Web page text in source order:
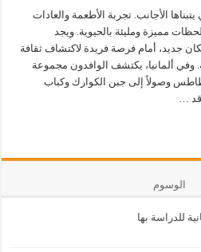
يتبناها الأجانب. تجربة الأطعمة والعادات
مميزة ومليئة بالحيوية. ويجد
جديد، أمام فرصة فريدة لاكتشاف ثقافة
وفي ألمانيا، يكتشف الوافدون مجموعة
وصولاً إلى جبن الكوارك وكباب
…
الوسوم
للدراسة بها